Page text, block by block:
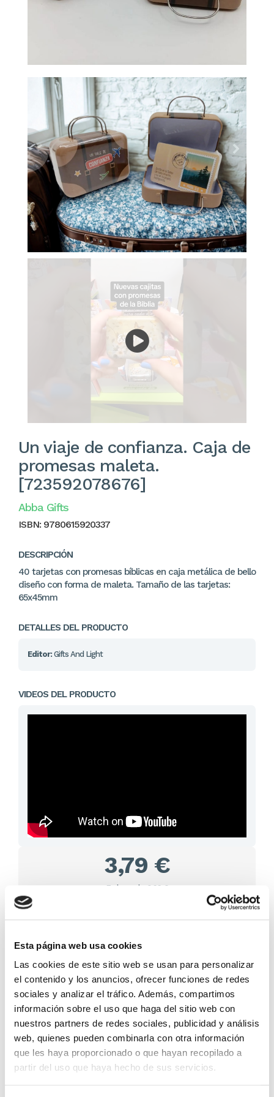
Esta página web usa cookies
Las cookies de este sitio web se usan para personalizar
el contenido y los anuncios, ofrecer funciones de redes
sociales y analizar el tráfico. Además, compartimos
información sobre el uso que haga del sitio web con
nuestros partners de redes sociales, publicidad y análisis
web, quienes pueden combinarla con otra información
que les haya proporcionado o que hayan recopilado a
partir del uso que haya hecho de sus servicios.
Un viaje de confianza. Caja de
promesas maleta.
[723592078676]
Abba Gifts
ISBN: 9780615920337
DESCRIPCIÓN
40 tarjetas con promesas bíblicas en caja metálica de bello
diseño con forma de maleta. Tamaño de las tarjetas:
65x45mm
DETALLES DEL PRODUCTO
Editor: Gifts And Light
VIDEOS DEL PRODUCTO
3,79 €
En lugar de: 3,99 €
En stock(726 unidades)
*Ver condiciones de envío
Cantidad
Comprar ahora
Importante:Envío gratis a Penínsulaen pedidos de + 30€
(SIN IVA)